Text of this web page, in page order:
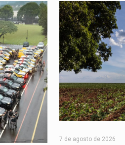
7 de agosto de 2026